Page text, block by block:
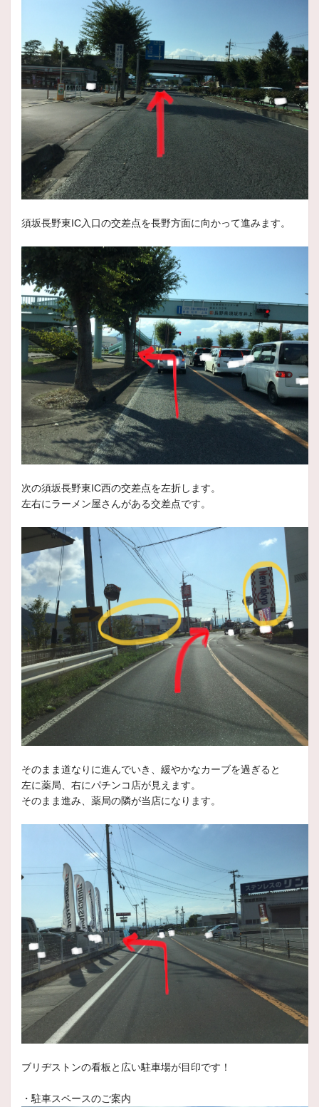
スタッフ日記
夏タイヤ続々交換中！！
いつもスタッフ日記をご覧頂きありがとうございます。
2025年3月20日
スタッフ日記
ケンタッキーギフトカードプレゼント中
2025年3月6日
商品情報
REGNO
GREAT BALANCEの拡張空間品質と走行性能、サステナビリティ性能を高次元で両立。
2025年3月4日
スタッフ日記
春が近づいてきましたね！
スタッフ日記をいつもご覧頂きありがとうございます。 少
2025年3月1日
スタッフ日記
雪が溶けてからの、異物刺さりお気を付
けください！！
いつもスタッフ日記をご覧頂きありがとうございます。
2025年2月27日
スタッフ日記
このようなタイヤも交換しています！
2025年2月23日
スタッフ日記
なぜこんな物が刺さるんだ(ﾟдﾟ)！！
皆様いつもご回覧ありがとうございます。まだまだ寒い日が続きますが、皆様はいかがお過ごしでしょうか？
2025年2月18日
スタッフ日記
安全点検ご来店ください。
いつもスタッフ日記をご覧頂きありがとうございます。
スタッフ日記
REGNO GR-XⅢ TYPE RV 発売
皆様いつもご観覧ありがとうございます。まだまだ寒い日が続きますが。春へ少しずつ近づいていますね？
2025年1月28日
２月４日の営業時間変更について
2025年1月26日
スタッフ日記
ノーマルタイヤ続々準備中です！！
いつもスタッフ日記をご覧頂きありがとうございます 本日
2025年1月10日
ヤご予約お待ちしております
いつもスタッフ日記をご覧頂きありがとうございます 本日
スタッフ日記
須坂長野東IC入口の交差点を長野方面に向かって進みます。
次の須坂長野東IC西の交差点を左折します。
左右にラーメン屋さんがある交差点です。
そのまま道なりに進んでいき、緩やかなカーブを過ぎると
左に薬局、右にパチンコ店が見えます。
そのまま進み、薬局の隣が当店になります。
ブリヂストンの看板と広い駐車場が目印です！
・駐車スペースのご案内